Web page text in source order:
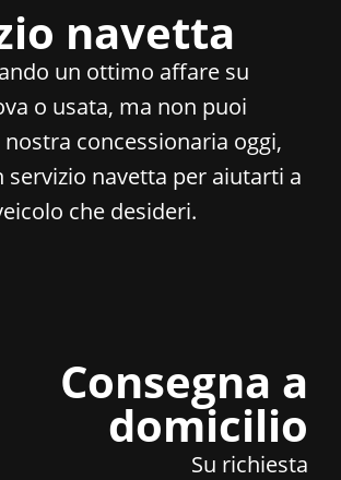
navetta
un ottimo affare su
o usata, ma non puoi
concessionaria oggi,
navetta per aiutarti a
che desideri.
Consegna a
domicilio
Su richiesta